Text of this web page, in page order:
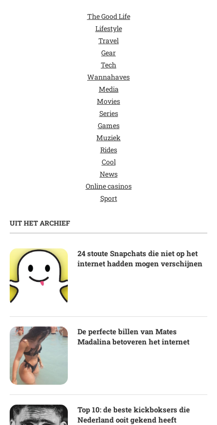
The Good Life
Lifestyle
Travel
Gear
Tech
Wannahaves
Media
Movies
Series
Games
Muziek
Rides
Cool
News
Online casinos
Sport
UIT HET ARCHIEF
24 stoute Snapchats die niet op het
internet hadden mogen verschijnen
De perfecte billen van Mates
Madalina betoveren het internet
Top 10: de beste kickboksers die
Nederland ooit gekend heeft